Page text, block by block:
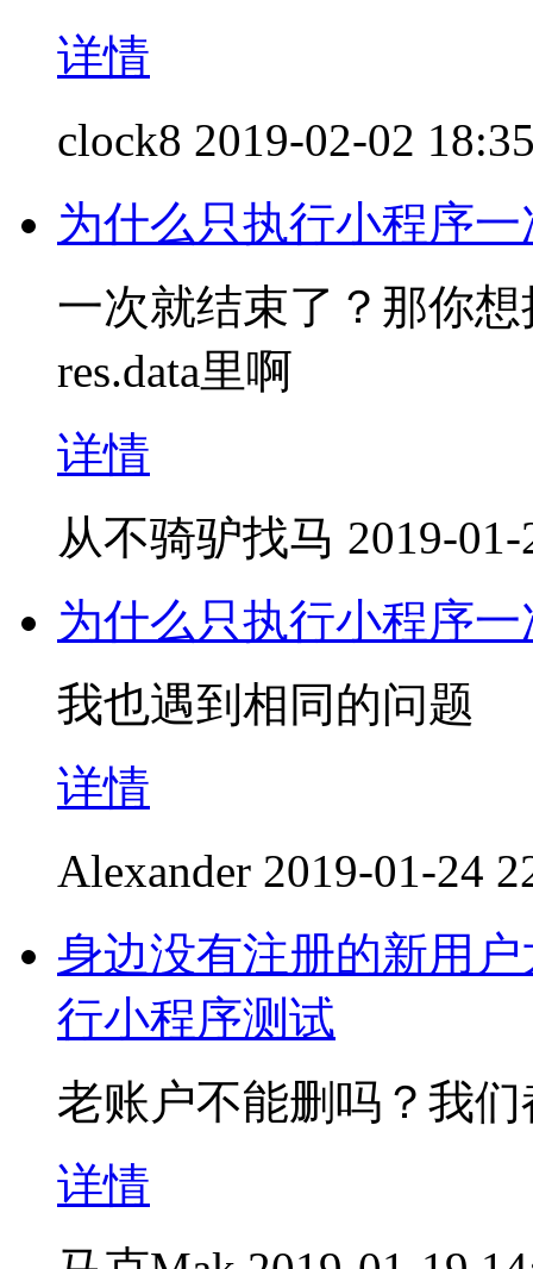
详情
clock8 2019-02-02
为什么只执行小程序
一次就结束了？那你
res.data里啊
详情
从不骑驴找马 2019-
为什么只执行小程序
我也遇到相同的问题
详情
Alexander 2019-01-24
身边没有注册的新用
行小程序测试
老账户不能删吗？我
详情